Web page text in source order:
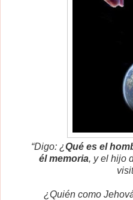
“Digo: ¿Qué es el
él memoria, y el hijo
¿Quién como